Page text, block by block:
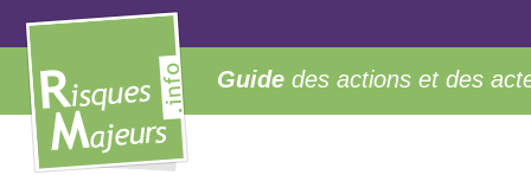
Guide des actions et des